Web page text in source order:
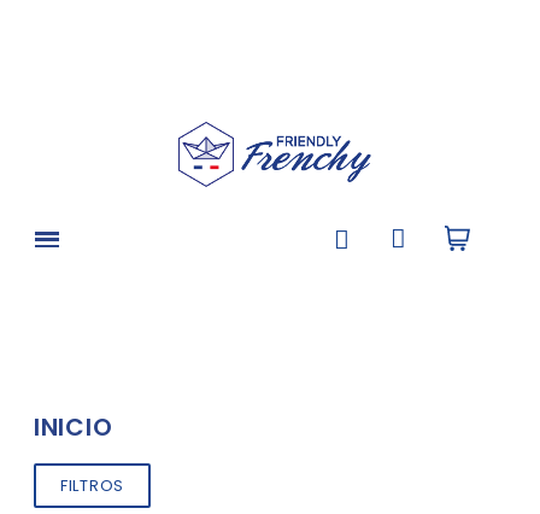
INICIO
FILTROS